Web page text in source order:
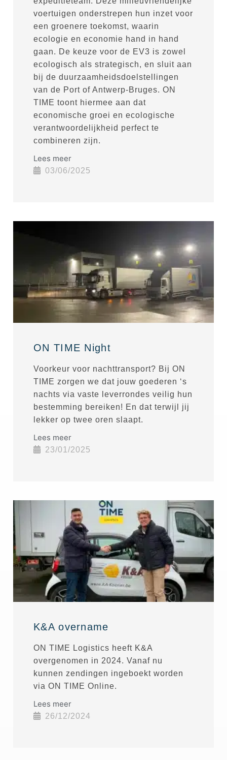
voertuigen onderstrepen hun inzet voor
een groenere toekomst, waarin
ecologie en economie hand in hand
gaan. De keuze voor de EV3 is zowel
ecologisch als strategisch, en sluit aan
bij de duurzaamheidsdoelstellingen
van de Port of Antwerp-Bruges. ON
TIME toont hiermee aan dat
economische groei en ecologische
verantwoordelijkheid perfect te
combineren zijn.
Lees meer
03/06/2025
ON TIME Night
Voorkeur voor nachttransport? Bij ON
TIME zorgen we dat jouw goederen ‘s
nachts via vaste leverrondes veilig hun
bestemming bereiken! En dat terwijl jij
lekker op twee oren slaapt.
Lees meer
23/01/2025
K&A overname
ON TIME Logistics heeft K&A
overgenomen in 2024. Vanaf nu
kunnen zendingen ingeboekt worden
via ON TIME Online.
Lees meer
26/12/2024